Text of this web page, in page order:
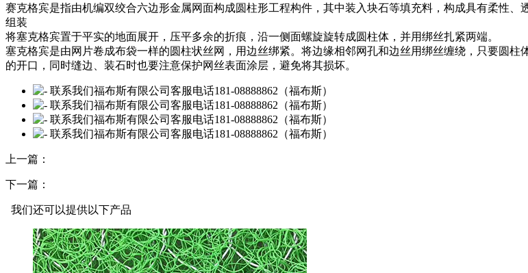
赛克格宾是指由机编双绞合六边形金属网面构成圆柱形工程构件，其中装入块石等填充料，构成具有柔性、
组装
将塞克格宾置于平实的地面展开，压平多余的折痕，沿一侧面螺旋旋转成圆柱体，并用绑丝扎紧两端。
塞克格宾是由网片卷成布袋一样的圆柱状丝网，用边丝绑紧。将边缘相邻网孔和边丝用绑丝缠绕，只要圆
的开口，同时缝边、装石时也要注意保护网丝表面涂层，避免将其损坏。
上一篇：
下一篇：
我们还可以提供以下产品